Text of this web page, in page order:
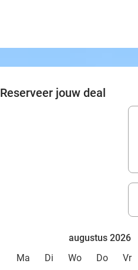
Reserveer jouw deal
augustus 2026
Ma
Di Wo Do Vr